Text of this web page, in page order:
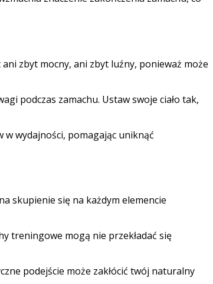
zbyt mocny, ani zbyt luźny, ponieważ może
podczas zamachu. Ustaw swoje ciało tak,
wydajności, pomagając uniknąć
skupienie się na każdym elemencie
treningowe mogą nie przekładać się
podejście może zakłócić twój naturalny